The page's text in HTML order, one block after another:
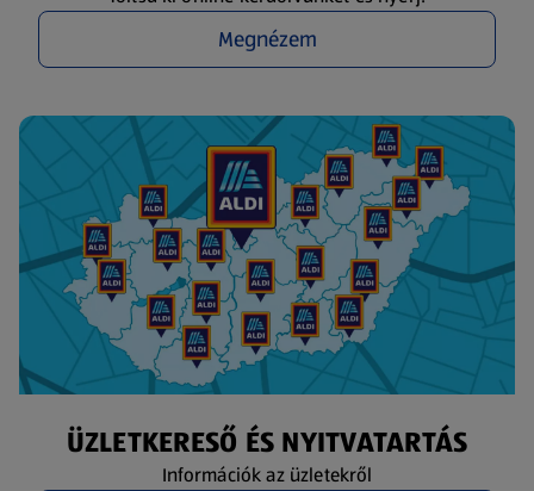
Megnézem
ÜZLETKERESŐ ÉS NYITVATARTÁS
Információk az üzletekről